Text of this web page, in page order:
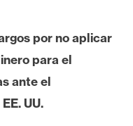
por no aplicar
para el
ante el
UU.